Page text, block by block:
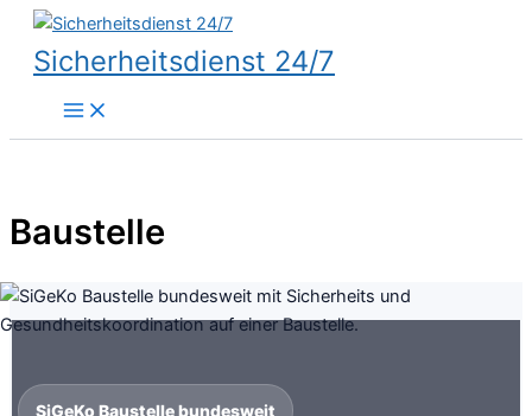
Zum
Inhalt
springen
Sicherheitsdienst 24/7
Baustelle
SiGeKo Baustelle bundesweit